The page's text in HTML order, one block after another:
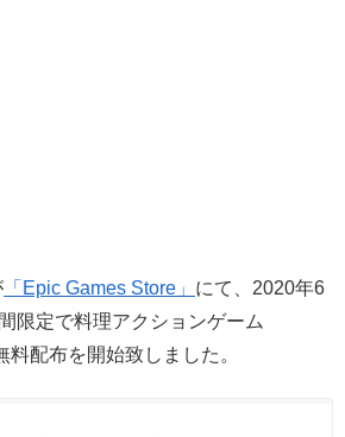
「Epic Games Store」 にて、2020年6
限定で料理アクションゲーム
料配布を開始致しました。